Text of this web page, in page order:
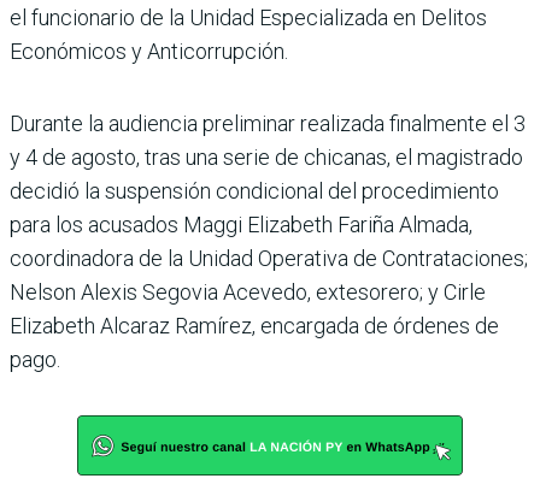
el funcionario de la Unidad Especializada en Delitos
Eco­nómicos y Anticorrupción.
Durante la audiencia preli­minar realizada finalmente el 3
y 4 de agosto, tras una serie de chicanas, el magis­trado
decidió la suspensión condicional del procedi­miento
para los acusados Maggi Elizabeth Fariña Almada,
coordinadora de la Unidad Operativa de Con­trataciones;
Nelson Alexis Segovia Acevedo, exteso­rero; y Cirle
Elizabeth Alca­raz Ramírez, encargada de órdenes de
pago.